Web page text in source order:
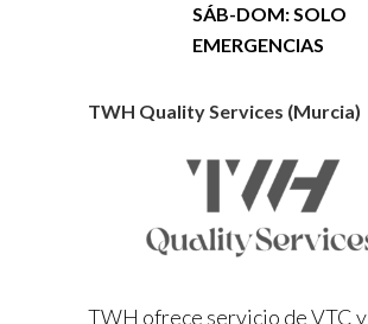
SÁB-DOM: SOLO
EMERGENCIAS
TWH Quality Services (Murcia)
TWH ofrece servicio de VTC y